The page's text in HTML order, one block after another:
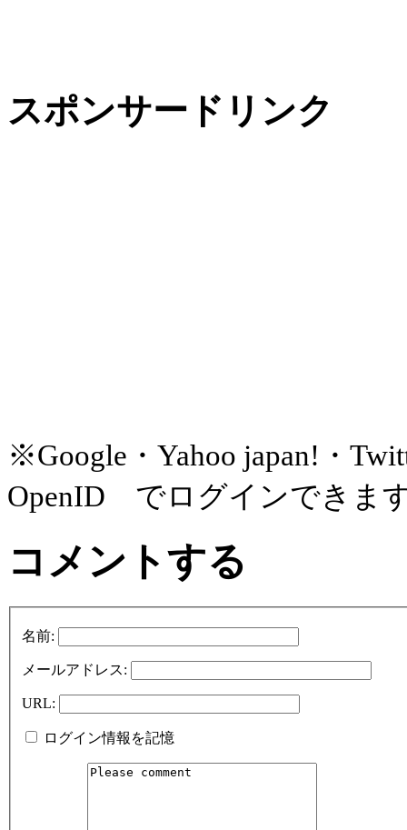
スポンサードリンク
※Google・Yahoo japan!・
OpenID でログインできま
コメントする
名前:
メールアドレス:
URL:
ログイン情報を記憶